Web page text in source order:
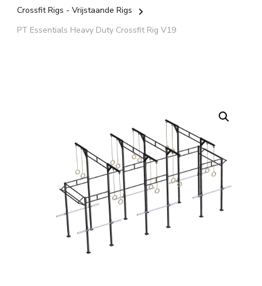
Crossfit Rigs - Vrijstaande Rigs
PT Essentials Heavy Duty Crossfit Rig V19